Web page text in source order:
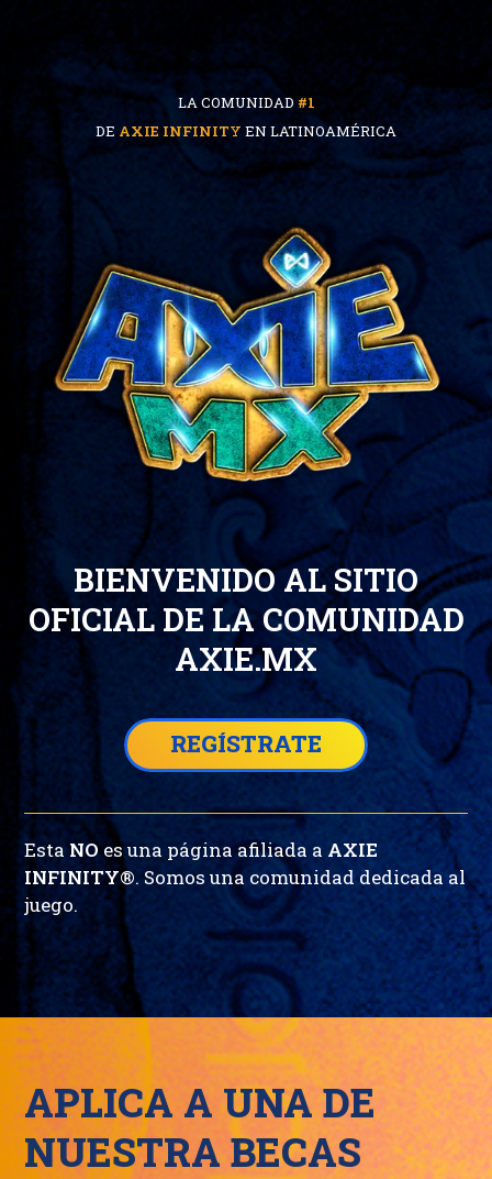
LA COMUNIDAD#1
DE AXIE INFINITY EN LATINOAMÉRICA
BIENVENIDO AL SITIO
OFICIAL DE LA COMUNIDAD
AXIE.MX
REGÍSTRATE
Esta NOes una página afiliada a AXIE
INFINITY®. Somos una comunidad dedicada al
juego.
APLICA A UNA DE
NUESTRA BECAS